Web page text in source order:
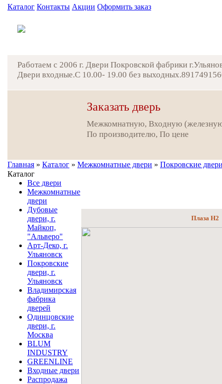
Каталог Контакты Акции Оформить заказ
Работаем с 2006 г. Двери Покровской фабрики
Двери входные.С 10.00- 19.00 без
Заказать дверь
Межкомнатную, Входную
По производителю, По цене
Главная » Каталог » Межкомнатные двери » Покровские
Каталог
Все двери
Межкомнатные
двери
Дубовые
двери, г.
Майкоп,
"Альверо"
Арт-Деко, г.
Ульяновск
Покровские
двери, г.
Ульяновск
Владимирская
фабрика
дверей
Одинцовские
двери, г.
Москва
BLUM
INDUSTRY
GREENLINE
Входные двери
Распродажа
Плаза Н2